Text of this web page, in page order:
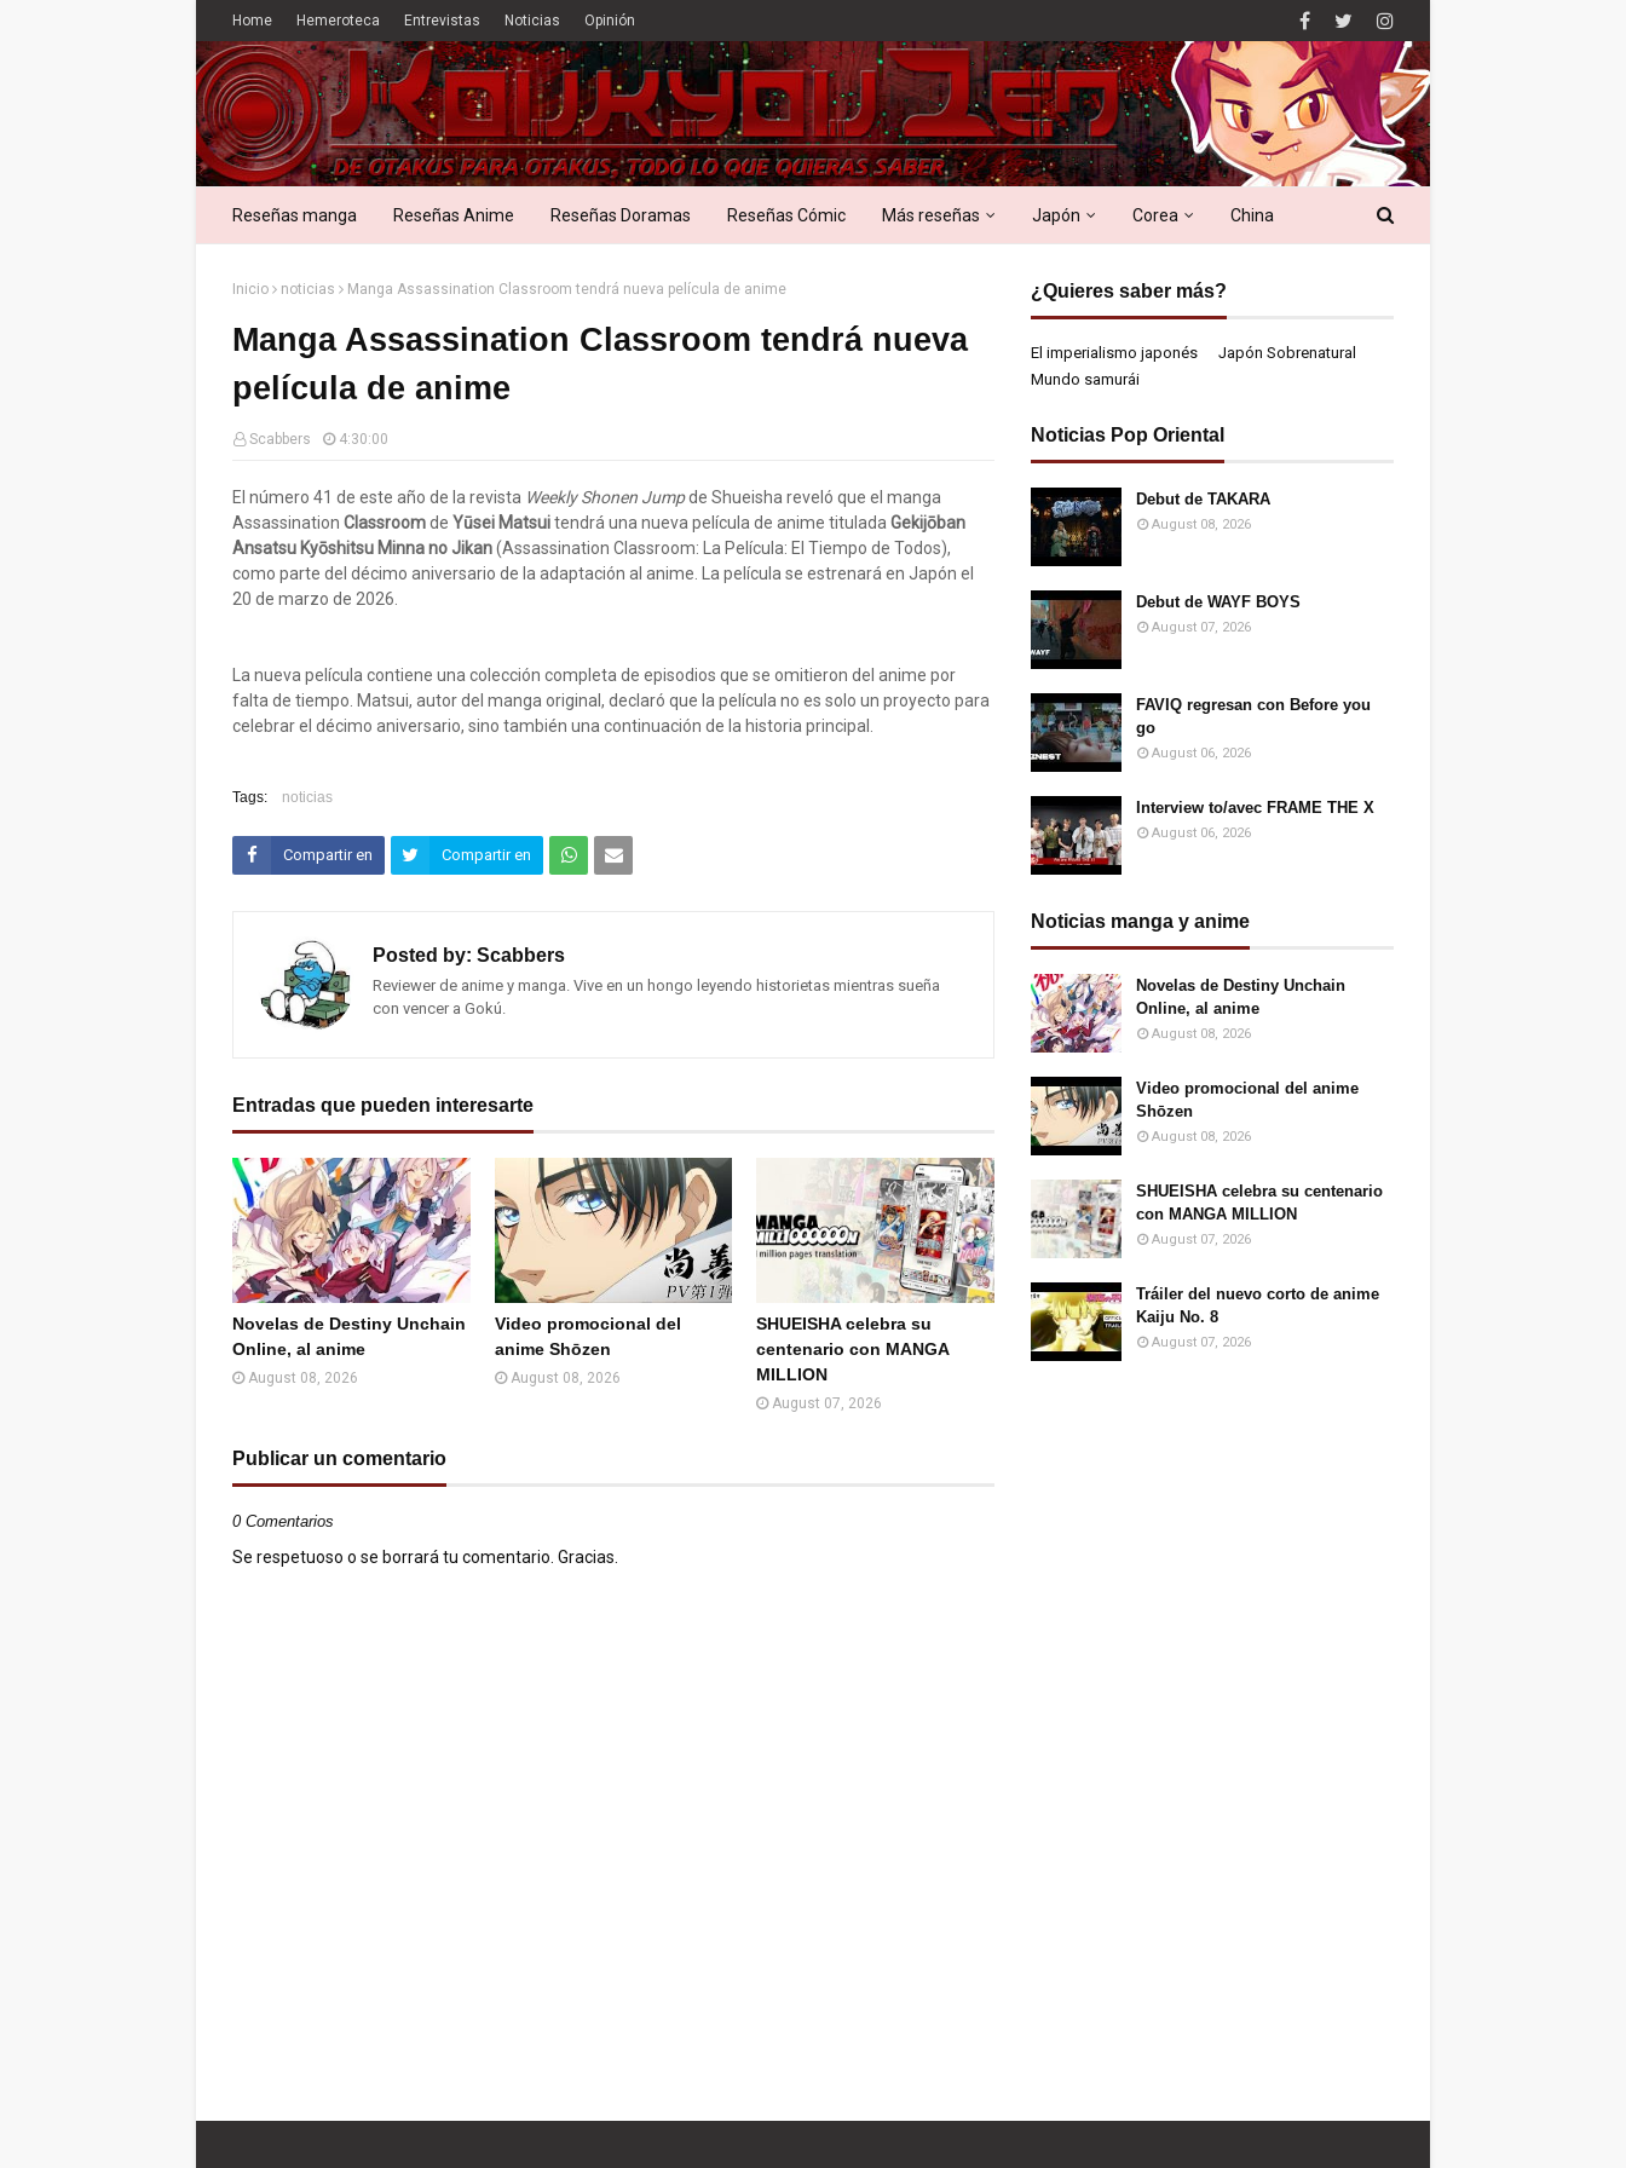
Home Hemeroteca Entrevistas Noticias Opinión
Reseñas manga Reseñas Anime Reseñas Doramas Reseñas Cómic Más reseñas Japón Corea China
Inicio noticias Manga Assassination Classroom tendrá nueva película de anime
Manga Assassination Classroom tendrá nueva
película de anime
Scabbers 4:30:00
El número 41 de este año de la revista Weekly Shonen Jumpde Shueisha reveló que el manga
Assassination Classroomde Yūsei Matsuitendrá una nueva película de anime titulada Gekijōban
Ansatsu Kyōshitsu Minna no Jikan(Assassination Classroom: La Película: El Tiempo de Todos),
como parte del décimo aniversario de la adaptación al anime. La película se estrenará en Japón el
20 de marzo de 2026.
La nueva película contiene una colección completa de episodios que se omitieron del anime por
falta de tiempo. Matsui, autor del manga original, declaró que la película no es solo un proyecto para
celebrar el décimo aniversario, sino también una continuación de la historia principal.
Tags: noticias
Compartir en Compartir en
Posted by: Scabbers
Reviewer de anime y manga. Vive en un hongo leyendo historietas mientras sueña
con vencer a Gokú.
Entradas que pueden interesarte
Novelas de Destiny Unchain
Online, al anime
August 08, 2026
Video promocional del
anime Shōzen
August 08, 2026
SHUEISHA celebra su
centenario con MANGA
MILLION
August 07, 2026
Publicar un comentario
0 Comentarios
Se respetuoso o se borrará tu comentario. Gracias.
¿Quieres saber más?
El imperialismo japonés
Japón Sobrenatural
Mundo samurái
Noticias Pop Oriental
Debut de TAKARA
August 08, 2026
Debut de WAYF BOYS
August 07, 2026
FAVIQ regresan con Before you
go
August 06, 2026
Interview to/avec FRAME THE X
August 06, 2026
Noticias manga y anime
Novelas de Destiny Unchain
Online, al anime
August 08, 2026
Video promocional del anime
Shōzen
August 08, 2026
SHUEISHA celebra su centenario
con MANGA MILLION
August 07, 2026
Tráiler del nuevo corto de anime
Kaiju No. 8
August 07, 2026